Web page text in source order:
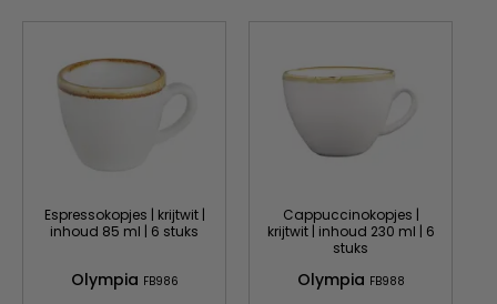
Espressokopjes | krijtwit |
inhoud 85 ml | 6 stuks
Olympia FB986
Cappuccinokopjes |
krijtwit | inhoud 230 ml | 6
stuks
Olympia FB988